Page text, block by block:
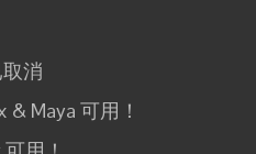
消
& Maya 可用！